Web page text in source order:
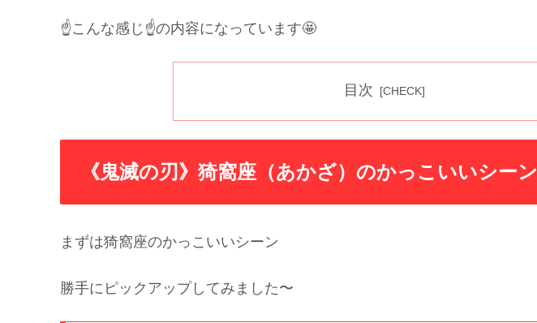
☝️こんな感じ☝️の内容になっています🤩
目次
《鬼滅の刃》猗窩座（あかざ）のかっこいいシーン
まずは猗窩座のかっこいいシーン
勝手にピックアップしてみました〜